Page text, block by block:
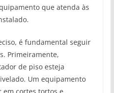
que atenda às
é fundamental seguir
Primeiramente,
de piso esteja
Um equipamento